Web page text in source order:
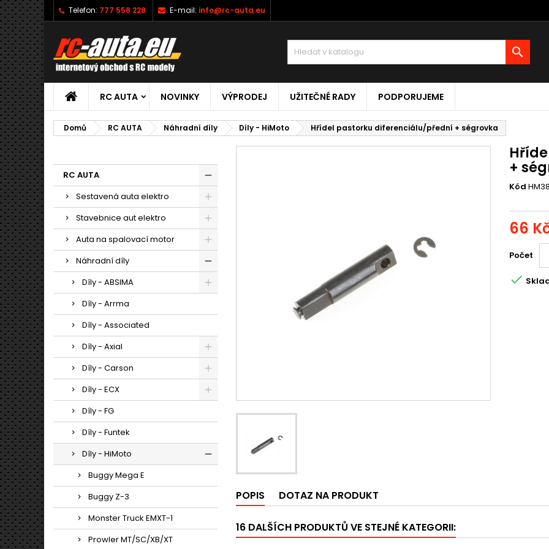
Telefon: 777 558 228 E-mail: info@rc-auta.eu

RC AUTA NOVINKY VÝPRODEJ UŽITEČNÉ RADY PODPORUJEME
Domů RC AUTA Náhradní díly Díly - HiMoto Hřídel pastorku diferenciálu/přední + ségrovka
RC AUTA
Sestavená auta elektro
Stavebnice aut elektro
Auta na spalovací motor
Náhradní díly
Díly - ABSIMA
Díly - Arrma
Díly - Associated
Díly - Axial
Díly - Carson
Díly - ECX
Díly - FG
Díly - Funtek
Díly - HiMoto
Buggy Mega E
Buggy Z-3
Monster Truck EMXT-1
Prowler MT/SC/XB/XT
+
Kód
66
Počet

POPIS DOTAZ NA PRODUKT
16 DALŠÍCH PRODUKTŮ VE STEJNÉ KATEGORII: